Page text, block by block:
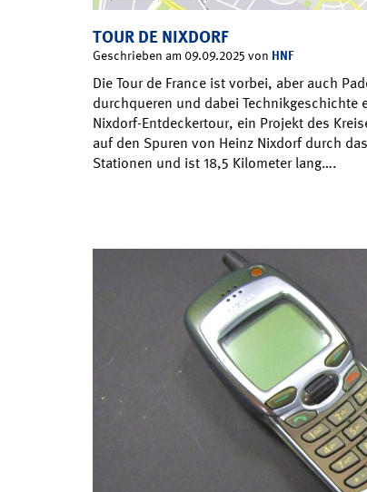
TOUR DE NIXDORF
Geschrieben am 09.09.2025 von HNF
Die Tour de France ist vorbei, aber auch
durchqueren und dabei Technikgeschichte
Nixdorf-Entdeckertour, ein Projekt des
auf den Spuren von Heinz Nixdorf durch
Stationen und ist 18,5 Kilometer lang….